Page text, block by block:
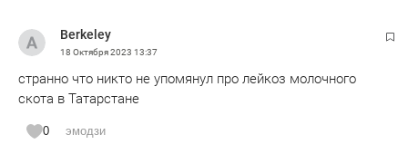
Berkeley
18 Октября 2023 13:37
странно что никто не упомянул про лейкоз молочного
скота в Татарстане
0 эмодзи